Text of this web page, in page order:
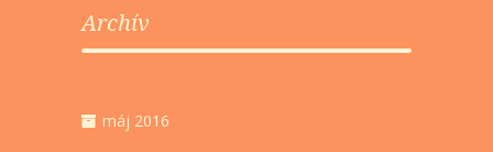
Archív
máj 2016